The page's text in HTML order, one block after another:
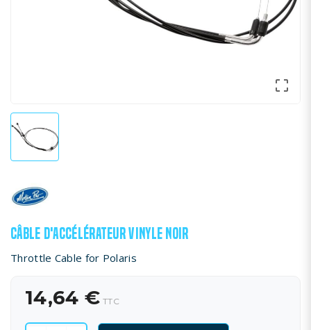

CÂBLE D'ACCÉLÉRATEUR VINYLE NOIR
Throttle Cable for Polaris
14,64 € TTC